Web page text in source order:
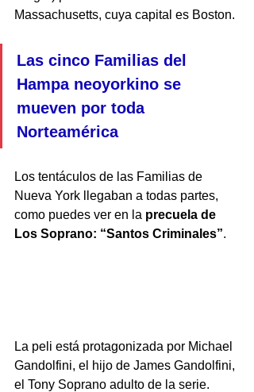
Massachusetts, cuya capital es Boston.
Las cinco Familias del
Hampa neoyorkino se
mueven por toda
Norteamérica
Los tentáculos de las Familias de
Nueva York llegaban a todas partes,
como puedes ver en la precuela de
Los Soprano: “Santos Criminales”.
La peli está protagonizada por Michael
Gandolfini, el hijo de James Gandolfini,
el Tony Soprano adulto de la serie.